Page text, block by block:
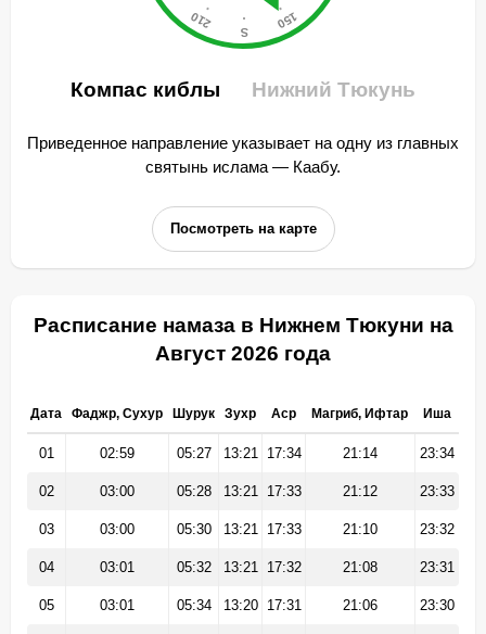
Компас киблы Нижний Тюкунь
Приведенное направление указывает на одну из главных
святынь ислама — Каабу.
Посмотреть на карте
Расписание намаза в Нижнем Тюкуни на
Август 2026 года
Дата Фаджр, Сухур Шурук Зухр Аср Магриб, Ифтар Иша
01 02:59 05:27 13:21 17:34 21:14 23:34
02 03:00 05:28 13:21 17:33 21:12 23:33
03 03:00 05:30 13:21 17:33 21:10 23:32
04 03:01 05:32 13:21 17:32 21:08 23:31
05 03:01 05:34 13:20 17:31 21:06 23:30